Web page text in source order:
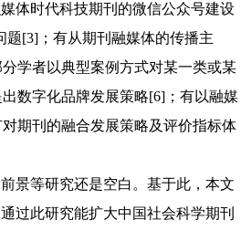
体时代科技期刊的微信公众号建设
[3]；有从期刊融媒体的传播主
学者以典型案例方式对某一类或某
数字化品牌发展策略[6]；有以融媒
期刊的融合发展策略及评价指标体
景等研究还是空白。基于此，本文
过此研究能扩大中国社会科学期刊